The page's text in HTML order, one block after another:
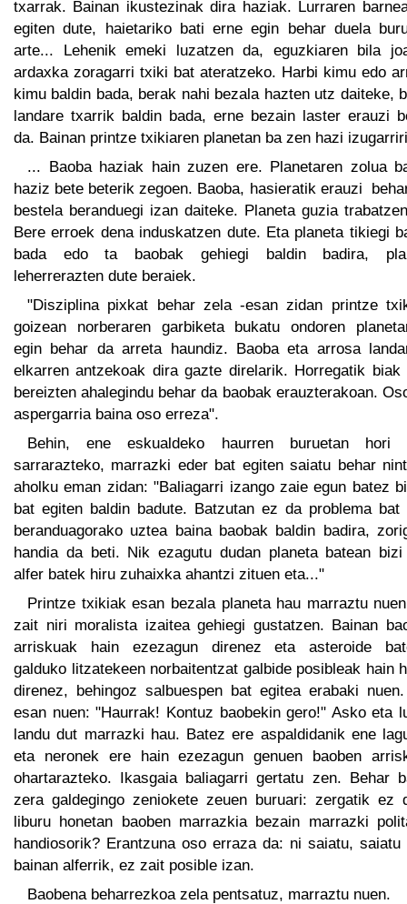
txarrak. Bainan ikustezinak dira haziak. Lurraren
egiten dute, haietariko bati erne egin behar duela
arte... Lehenik emeki luzatzen da, eguzkiaren bila
ardaxka zoragarri txiki bat ateratzeko. Harbi kimu edo
kimu baldin bada, berak nahi bezala hazten utz daiteke,
landare txarrik baldin bada, erne bezain laster erauzi
da. Bainan printze txikiaren planetan ba zen hazi
... Baoba haziak hain zuzen ere. Planetaren zolua
haziz bete beterik zegoen. Baoba, hasieratik erauzi
bestela beranduegi izan daiteke. Planeta guzia
Bere erroek dena induskatzen dute. Eta planeta tikiegi
bada edo ta baobak gehiegi baldin badira,
leherrerazten dute beraiek.
"Disziplina pixkat behar zela -esan zidan printze
goizean norberaren garbiketa bukatu ondoren
egin behar da arreta haundiz. Baoba eta arrosa
elkarren antzekoak dira gazte direlarik. Horregatik biak
bereizten ahalegindu behar da baobak erauzterakoan.
aspergarria baina oso erreza".
Behin, ene eskualdeko haurren buruetan hori
sarrarazteko, marrazki eder bat egiten saiatu behar
aholku eman zidan: "Baliagarri izango zaie egun batez
bat egiten baldin badute. Batzutan ez da problema bat
beranduagorako uztea baina baobak baldin badira,
handia da beti. Nik ezagutu dudan planeta batean
alfer batek hiru zuhaixka ahantzi zituen eta..."
Printze txikiak esan bezala planeta hau marraztu
zait niri moralista izaitea gehiegi gustatzen. Bainan
arriskuak hain ezezagun direnez eta asteroide
galduko litzatekeen norbaitentzat galbide posibleak hain
direnez, behingoz salbuespen bat egitea erabaki
esan nuen: "Haurrak! Kontuz baobekin gero!" Asko eta
landu dut marrazki hau. Batez ere aspaldidanik ene
eta neronek ere hain ezezagun genuen baoben
ohartarazteko. Ikasgaia baliagarri gertatu zen. Behar
zera galdegingo zeniokete zeuen buruari: zergatik ez
liburu honetan baoben marrazkia bezain marrazki
handiosorik? Erantzuna oso erraza da: ni saiatu, saiatu
bainan alferrik, ez zait posible izan.
Baobena beharrezkoa zela pentsatuz, marraztu nuen.